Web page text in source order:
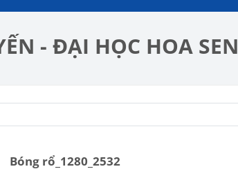
- ĐẠI HỌC HOA SEN
Bóng rổ_1280_2532